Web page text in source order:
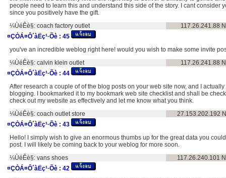
people need to learn this and understand this side of the story. I cant consider
since you positively have the gift.
¼ÙéÊè§: coach factory outlet 117.26.241.88
¤ÇÒÁ¤Ô´àËç¹·Õè : 45
you've an incredible weblog right here! would you wish to make some invite
¼ÙéÊè§: calvin klein outlet 117.26.241.88
¤ÇÒÁ¤Ô´àËç¹·Õè : 44
After research a couple of of the blog posts on your web site now, and I
blogging. I bookmarked it to my bookmark web site checklist and shall be
check out my website as effectively and let me know what you think.
¼ÙéÊè§: coach outlet store 27.153.202.192
¤ÇÒÁ¤Ô´àËç¹·Õè : 43
Hello! I simply wish to give an enormous thumbs up for the great data you
post. I will likely be coming back to your weblog for more soon.
¼ÙéÊè§: vans shoes 117.26.240.101
¤ÇÒÁ¤Ô´àËç¹·Õè : 42